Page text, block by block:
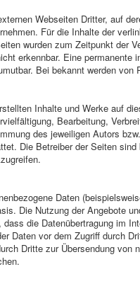
Webseiten Dritter, auf
Für die Inhalte der
wurden zum Zeitpunkt der
erkennbar. Eine
Bei bekannt werden
Inhalte und Werke auf
Bearbeitung,
des jeweiligen Autors
Die Betreiber der Seiten
Daten
Die Nutzung der Angebote
die Datenübertragung im
Daten vor dem Zugriff durch
Dritte zur Übersendung